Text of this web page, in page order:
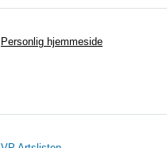
Personlig hjemmeside